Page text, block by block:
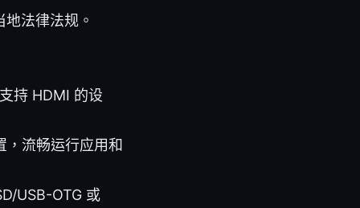
法律法规。
持 HDMI 的设
，流畅运行应用和
USB-OTG 或